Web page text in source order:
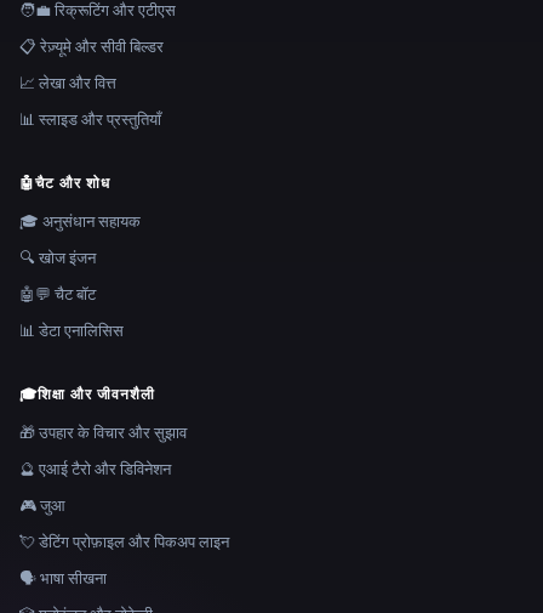
🧑‍💼 रिक्रूटिंग और एटीएस
📋 रेज़्यूमे और सीवी बिल्डर
📈 लेखा और वित्त
📊 स्लाइड और प्रस्तुतियाँ
🤖चैट और शोध
🎓 अनुसंधान सहायक
🔍 खोज इंजन
🤖💬 चैट बॉट
📊 डेटा एनालिसिस
🎓शिक्षा और जीवनशैली
🎁 उपहार के विचार और सुझाव
🔮 एआई टैरो और डिविनेशन
🎮 जुआ
💘 डेटिंग प्रोफ़ाइल और पिकअप लाइन
🗣️ भाषा सीखना